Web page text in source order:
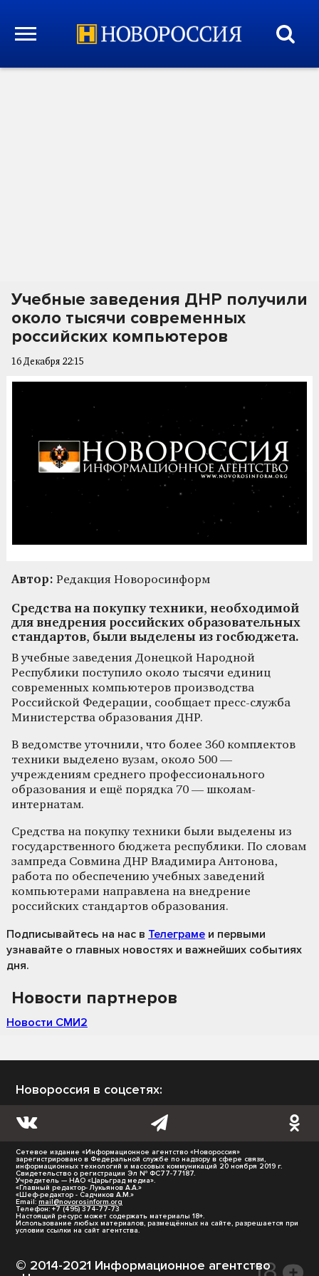
Учебные заведения ДНР получили
около тысячи современных
российских компьютеров
16 Декабря 22:15
Автор: Редакция Новоросинформ
Средства на покупку техники, необходимой
для внедрения российских образовательных
стандартов, были выделены из госбюджета.
В учебные заведения Донецкой Народной
Республики поступило около тысячи единиц
современных компьютеров производства
Российской Федерации, сообщает пресс-служба
Министерства образования ДНР.
В ведомстве уточнили, что более 360 комплектов
техники выделено вузам, около 500 —
учреждениям среднего профессионального
образования и ещё порядка 70 — школам-
интернатам.
Средства на покупку техники были выделены из
государственного бюджета республики. По словам
зампреда Совмина ДНР Владимира Антонова,
работа по обеспечению учебных заведений
компьютерами направлена на внедрение
российских стандартов образования.
Подписывайтесь на нас в Телеграме и первыми
узнавайте о главных новостях и важнейших событиях
дня.
Новости партнеров
Новости СМИ2
Новороссия в соцсетях:
Сетевое издание «Информационное агентство «Новороссия»
зарегистрировано в Федеральной службе по надзору в сфере связи,
информационных технологий и массовых коммуникаций 20 ноября 2019 г.
Свидетельство о регистрации Эл № ФС77-77187.
Учредитель — НАО «Царьград медиа».
«Главный редактор- Лукьянов А.А.»
«Шеф-редактор - Садчиков А.М.»
Email: mail@novorosinform.org
Телефон: +7 (495) 374-77-73
Настоящий ресурс может содержать материалы 18+.
Использование любых материалов, размещённых на сайте, разрешается при
условии ссылки на сайт агентства.
© 2014-2021 Информационное агентство